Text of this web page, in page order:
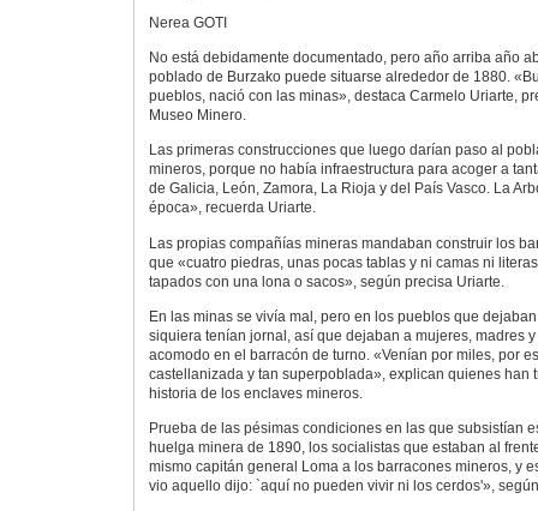
Nerea GOTI
No está debidamente documentado, pero año arriba año
poblado de Burzako puede situarse alrededor de 1880.
pueblos, nació con las minas», destaca Carmelo Uriarte,
Museo Minero.
Las primeras construcciones que luego darían paso al
mineros, porque no había infraestructura para acoger a
de Galicia, León, Zamora, La Rioja y del País Vasco. La
época», recuerda Uriarte.
Las propias compañías mineras mandaban construir los
que «cuatro piedras, unas pocas tablas y ni camas ni
tapados con una lona o sacos», según precisa Uriarte.
En las minas se vivía mal, pero en los pueblos que
siquiera tenían jornal, así que dejaban a mujeres, madres
acomodo en el barracón de turno. «Venían por miles, por
castellanizada y tan superpoblada», explican quienes han
historia de los enclaves mineros.
Prueba de las pésimas condiciones en las que subsistían
huelga minera de 1890, los socialistas que estaban al
mismo capitán general Loma a los barracones mineros, y
vio aquello dijo: `aquí no pueden vivir ni los cerdos'»,